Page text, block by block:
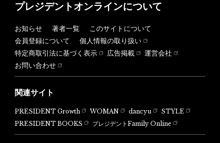
プレジデントオンラインについて
お知らせ 著者一覧
このサイトについて
会員登録について
個人情報の取り扱い
特定商取引法に基づく表示
広告掲載
運営会社
お問い合わせ
関連サイト
PRESIDENT Growth WOMAN dancyu
STYLE
PRESIDENT BOOKS
プレジデントFamily Online